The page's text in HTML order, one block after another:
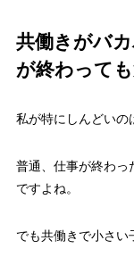
共働きがバ
が終わって
私が特にしんどいの
普通、仕事が終わっ
ですよね。
でも共働きで小さい